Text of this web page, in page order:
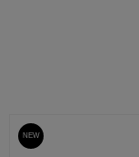
予約
NEW